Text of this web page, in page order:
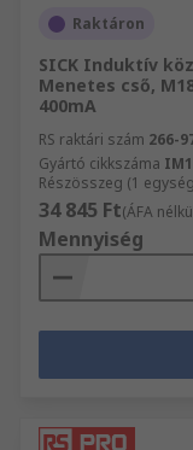
Raktáron
SICK Induktív
Menetes cső,
400mA
RS raktári szám 266-
Gyártó cikkszáma
Részösszeg (1
34 845 Ft(ÁFA
Mennyiség